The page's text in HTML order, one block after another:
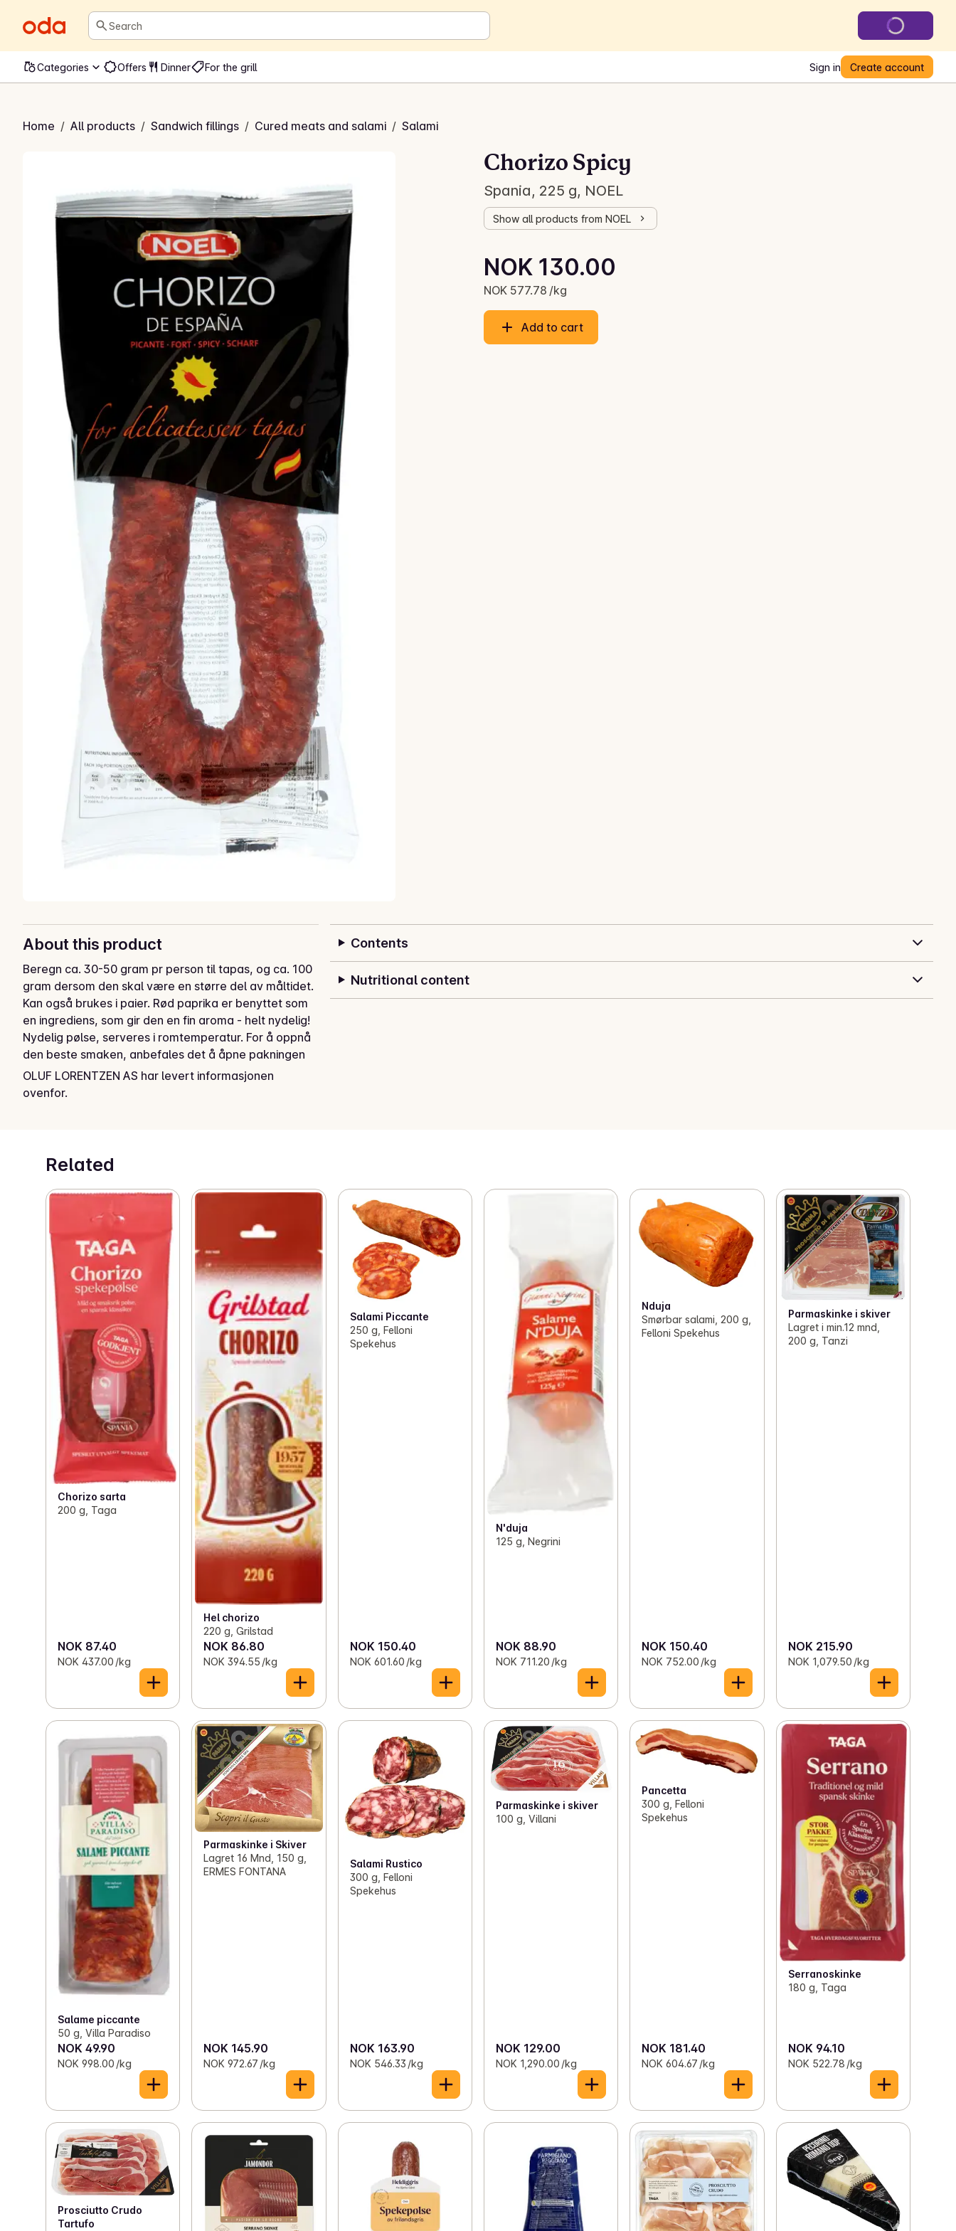
Search
Categories Offers Dinner For the grill Sign in Create account
Home / All products / Sandwich fillings / Cured meats and salami / Salami
Spicy
Chorizo Spicy
Spania, 225 g, NOEL
Show all products from NOEL
Current price is: NOK 130.00
NOK 130.00
NOK 577.78 /kg
Unit price: NOK 577.78 /kg
Add to cart
About this product
Beregn ca. 30-50 gram pr person til tapas, og ca. 100
gram dersom den skal være en større del av måltidet.
Kan også brukes i paier. Rød paprika er benyttet som
en ingrediens, som gir den en fin aroma - helt nydelig!
Nydelig pølse, serveres i romtemperatur. For å oppnå
den beste smaken, anbefales det å åpne pakningen
10 min. før servering.
Spansk klassisk rød spekepølse ring, sterk.
OLUF LORENTZEN AS har levert informasjonen
ovenfor.
Contents
Nutritional content
Related
Chorizo sarta
200 g, Taga
NOK 87.40
NOK 437.00 /kg
Hel chorizo
220 g, Grilstad
NOK 86.80
NOK 394.55 /kg
Salami Piccante
250 g, Felloni
Spekehus
NOK 150.40
NOK 601.60 /kg
N'duja
125 g, Negrini
NOK 88.90
NOK 711.20 /kg
Nduja
Smørbar salami, 200 g,
Felloni Spekehus
NOK 150.40
NOK 752.00 /kg
Parmaskinke i skiver
Lagret i min.12 mnd,
200 g, Tanzi
NOK 215.90
NOK 1,079.50 /kg
Salame piccante
50 g, Villa Paradiso
NOK 49.90
NOK 998.00 /kg
Parmaskinke i Skiver
Lagret 16 Mnd, 150 g,
ERMES FONTANA
NOK 145.90
NOK 972.67 /kg
Salami Rustico
300 g, Felloni
Spekehus
NOK 163.90
NOK 546.33 /kg
Parmaskinke i skiver
100 g, Villani
NOK 129.00
NOK 1,290.00 /kg
Pancetta
300 g, Felloni
Spekehus
NOK 181.40
NOK 604.67 /kg
Serranoskinke
180 g, Taga
NOK 94.10
NOK 522.78 /kg
Prosciutto Crudo
Tartufo